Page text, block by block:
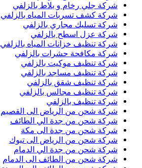
شركة جلي رخام و بلاط بالزلفي
شركة كشف تسربات المياه بالزلفي
شركة تسليك مجاري بالزلفي
شركة عزل اسطح بالزلفي
شركة تنظيف خزانات المياه بالزلفي
شركة مكافحة حشرات بالزلفي
شركة تنظيف موكيت بالزلفي
شركة تنظيف مساجد بالزلفي
شركة تنظيف شقق بالزلفي
شركة تنظيف مجالس بالزلفي
شركة تنظيف بالزلفي
شركة شحن من الرياض الى القصيم
شركة شحن من جدة الي الطائف
شركة شحن من جدة الى مكة
شركة شحن من الرياض الى تبوك
شركة شحن من جدة الي الدمام
شركة شحن من الطائف الى الدمام